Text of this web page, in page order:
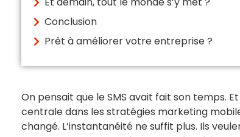
Conclusion
Prêt à améliorer votre entreprise ?
On pensait que le SMS avait fait son temps.
centrale dans les stratégies marketing
changé. L’instantanéité ne suffit plus. Ils